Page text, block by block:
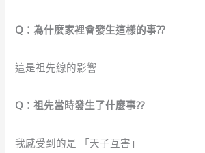
Q：為什麼家裡會發生這樣的事??
這是祖先線的影響
Q：祖先當時發生了什麼事??
我感受到的是 「天子互害」